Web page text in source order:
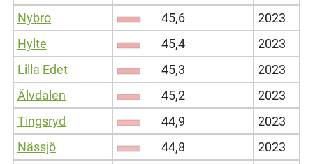
Nybro
45,6
2023
Hylte
45,4
2023
Lilla Edet
45,3
2023
Älvdalen
45,2
2023
Tingsryd
44,9
2023
Nässjö
44,8
2023